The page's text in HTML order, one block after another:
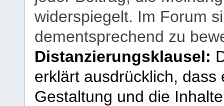
widerspiegelt. Im Forum
dementsprechend zu
Distanzierungsklausel:
erklärt ausdrücklich,
Gestaltung und die